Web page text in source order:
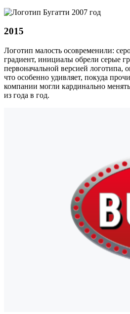
2015
Логотип малость осовременили:
градиент, инициалы обрели серые
первоначальной версией логотипа,
что особенно удивляет, покуда
компании могли кардинально
из года в год.